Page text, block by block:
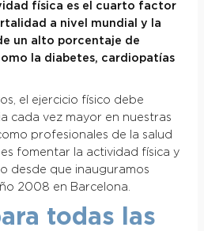
física es el cuarto factor
a nivel mundial y la
un alto porcentaje de
la diabetes, cardiopatías
el ejercicio físico debe
cada vez mayor en nuestras
profesionales de la salud
fomentar la actividad física y
desde que inauguramos
2008 en Barcelona.
todas las